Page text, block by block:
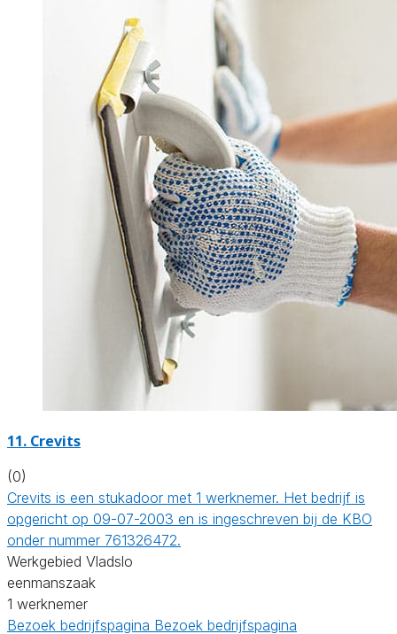
11. Crevits
(0)
Crevits is een stukadoor met 1 werknemer. Het bedrijf is
opgericht op 09-07-2003 en is ingeschreven bij de KBO
onder nummer 761326472.
Werkgebied Vladslo
eenmanszaak
1 werknemer
Bezoek bedrijfspagina Bezoek bedrijfspagina